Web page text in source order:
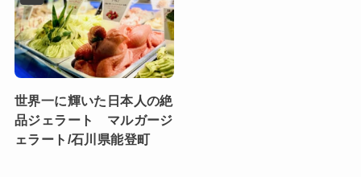
世界一に輝いた日本人の絶
品ジェラート マルガージ
ェラート/石川県能登町